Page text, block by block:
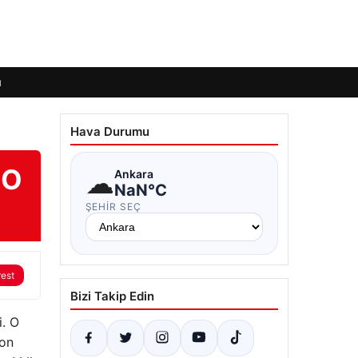
O
Hava Durumu
☁Ankara
NaN°C
ŞEHIR SEÇ
Bizi Takip Edin